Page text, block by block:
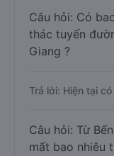
Câu hỏi: Có
thác tuyến
Giang ?
Trả lời: Hiện tại
Câu hỏi: Từ
mất bao nhiêu